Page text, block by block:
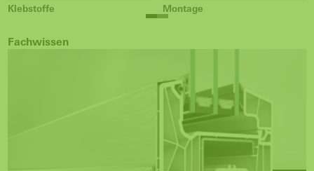
Klebstoffe Montage
Fachwissen